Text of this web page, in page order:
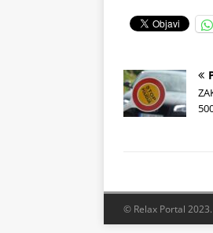
© Relax Portal